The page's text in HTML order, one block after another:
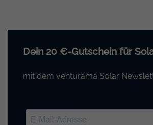
Dein 20 €-Gutschein für
mit dem venturama Solar